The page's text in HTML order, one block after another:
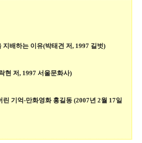
지배하는 이유(박태견 저, 1997 길벗)
현 저, 1997 서울문화사)
기억-만화영화 홍길동 (2007년 2월 17일